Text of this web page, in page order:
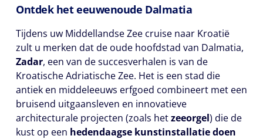
Ontdek het eeuwenoude Dalmatia
Tijdens uw Middellandse Zee cruise naar Kroatië
zult u merken dat de oude hoofdstad van Dalmatia,
Zadar, een van de succesverhalen is van de
Kroatische Adriatische Zee. Het is een stad die
antiek en middeleeuws erfgoed combineert met een
bruisend uitgaansleven en innovatieve
architecturale projecten (zoals hetzeeorgel) die de
kust op een hedendaagse kunstinstallatie doen